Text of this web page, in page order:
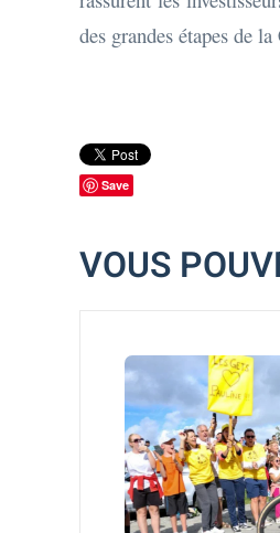
des grandes étapes de
Save
VOUS